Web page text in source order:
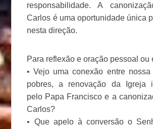
responsabilidade. A
Carlos é uma oportunidade única
nesta direção.
Para reflexão e oração pessoal ou
• Vejo uma conexão entre
pobres, a renovação da Igreja
pelo Papa Francisco e a
Carlos?
• Que apelo à conversão o